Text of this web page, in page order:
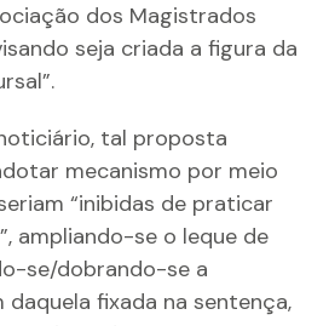
dos Magistrados
seja criada a figura da
tal proposta
mecanismo por meio
“inibidas de praticar
ampliando-se o leque de
se/dobrando-se a
daquela fixada na sentença,